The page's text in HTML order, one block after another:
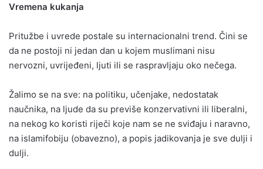
Vremena kukanja
Pritužbe i uvrede postale su internacionalni trend. Čini se
da ne postoji ni jedan dan u kojem muslimani nisu
nervozni, uvrijeđeni, ljuti ili se raspravljaju oko nečega.
Žalimo se na sve: na politiku, učenjake, nedostatak
naučnika, na ljude da su previše konzervativni ili liberalni,
na nekog ko koristi riječi koje nam se ne sviđaju i naravno,
na islamifobiju (obavezno), a popis jadikovanja je sve dulji i
dulji.